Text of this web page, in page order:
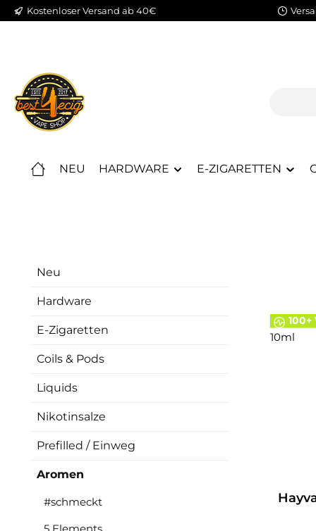
Hauptinhalt springen
Zur Suche springen
Zur Hauptnavigation springen
Kostenloser Versand ab 40€
NEU HARDWARE E-ZIGARETTEN
Neu
Hardware
E-Zigaretten
Coils & Pods
Liquids
Nikotinsalze
Prefilled / Einweg
Aromen
#schmeckt